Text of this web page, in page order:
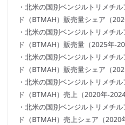
・北米の国別ベンジルトリメチ
ド（BTMAH）販売量シェア（
・北米の国別ベンジルトリメチ
ド（BTMAH）販売量（2025年-
・北米の国別ベンジルトリメチ
ド（BTMAH）販売量シェア（
・北米の国別ベンジルトリメチ
ド（BTMAH）売上（2020年-2024
・北米の国別ベンジルトリメチ
ド（BTMAH）売上シェア（2020